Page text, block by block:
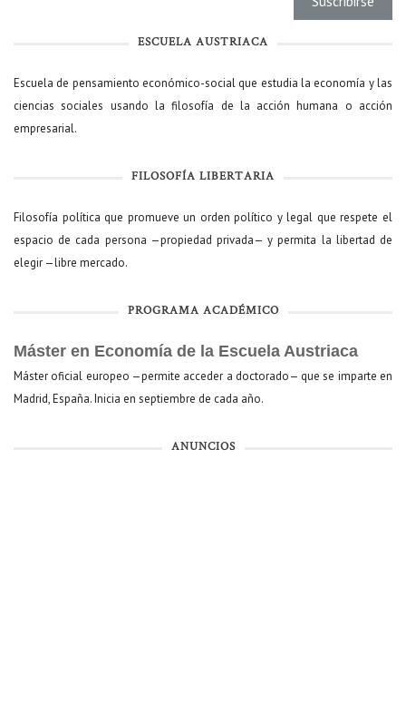
ESCUELA AUSTRIACA
Escuela de pensamiento económico-social que estudia la economía y las
ciencias sociales usando la filosofía de la acción humana o acción
empresarial.
FILOSOFÍA LIBERTARIA
Filosofía política que promueve un orden político y legal que respete el
espacio de cada persona —propiedad privada— y permita la libertad de
elegir —libre mercado.
PROGRAMA ACADÉMICO
Máster en Economía de la Escuela Austriaca
Máster oficial europeo —permite acceder a doctorado— que se imparte en
Madrid, España. Inicia en septiembre de cada año.
ANUNCIOS